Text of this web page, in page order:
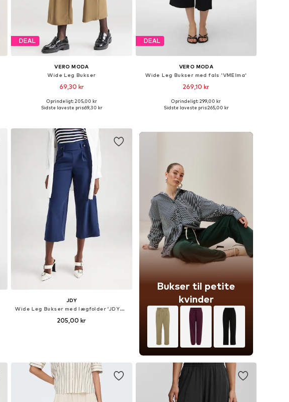
DEAL
VERO MODA
Wide Leg Bukser
69,30 kr
Oprindeligt: 205,00 kr
Sidste laveste pris:69,30 kr
DEAL
VERO MODA
Wide Leg Bukser med fals 'VMElma'
269,10 kr
Oprindeligt: 299,00 kr
Sidste laveste pris:265,00 kr
JDY
Wide Leg Bukser med lægfolder 'JDYGeggo'
205,00 kr
Bukser til petite
kvinder